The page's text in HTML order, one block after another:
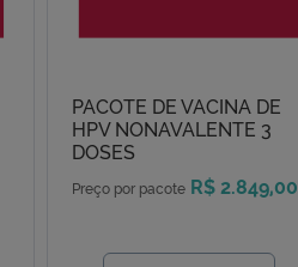
PACOTE DE VACINA DE
HPV NONAVALENTE 3
DOSES
Preço por pacote R$ 2.849,00